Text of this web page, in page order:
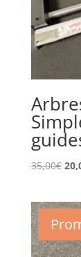
35,00€ Le